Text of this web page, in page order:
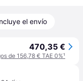
el envío
470,35 €
de 156,78 € TAE 0%¹